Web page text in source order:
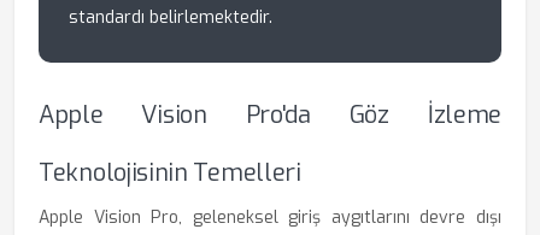
standardı belirlemektedir.
Apple Vision Pro'da Göz İzleme
Teknolojisinin Temelleri
Apple Vision Pro, geleneksel giriş aygıtlarını devre dışı